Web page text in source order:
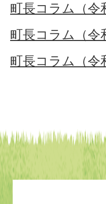
町長コラム（令
町長コラム（令
町長コラム（令